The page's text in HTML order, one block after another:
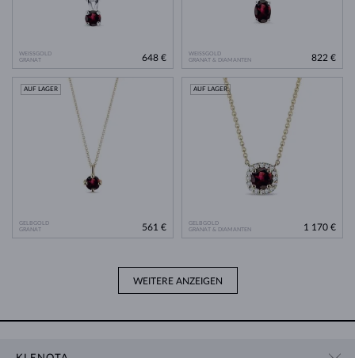
WEISSGOLD
GRANAT
648 €
WEISSGOLD
GRANAT & DIAMANTEN
822 €
GELBGOLD
GRANAT
AUF LAGER
561 €
GELBGOLD
GRANAT & DIAMANTEN
AUF LAGER
1 170 €
WEITERE ANZEIGEN